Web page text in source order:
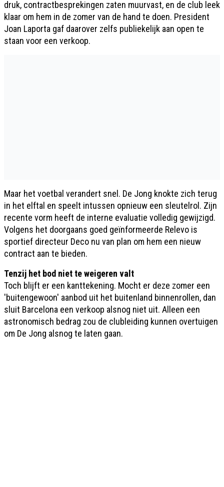
druk, contractbesprekingen zaten muurvast, en de club leek
klaar om hem in de zomer van de hand te doen. President
Joan Laporta gaf daarover zelfs publiekelijk aan open te
staan voor een verkoop.
Maar het voetbal verandert snel. De Jong knokte zich terug
in het elftal en speelt intussen opnieuw een sleutelrol. Zijn
recente vorm heeft de interne evaluatie volledig gewijzigd.
Volgens het doorgaans goed geïnformeerde Relevo is
sportief directeur Deco nu van plan om hem een nieuw
contract aan te bieden.
Tenzij het bod niet te weigeren valt
Toch blijft er een kanttekening. Mocht er deze zomer een
'buitengewoon' aanbod uit het buitenland binnenrollen, dan
sluit Barcelona een verkoop alsnog niet uit. Alleen een
astronomisch bedrag zou de clubleiding kunnen overtuigen
om De Jong alsnog te laten gaan.